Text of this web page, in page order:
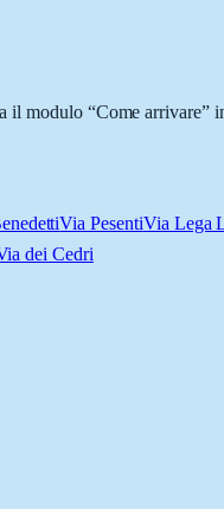
“Come arrivare”
Via PesentiVia Lega
dei Cedri